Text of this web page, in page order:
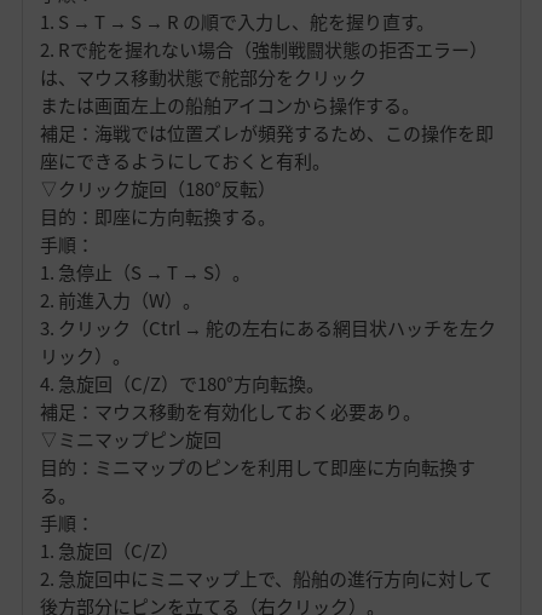
1. S → T → S → R の順で入力し、舵を握り直す。
2. Rで舵を握れない場合（強制戦闘状態の拒否エラー）
は、マウス移動状態で舵部分をクリック
または画面左上の船舶アイコンから操作する。
補足：海戦では位置ズレが頻発するため、この操作を即
座にできるようにしておくと有利。
▽クリック旋回（180°反転）
目的：即座に方向転換する。
手順：
1. 急停止（S → T → S）。
2. 前進入力（W）。
3. クリック（Ctrl → 舵の左右にある網目状ハッチを左ク
リック）。
4. 急旋回（C/Z）で180°方向転換。
補足：マウス移動を有効化しておく必要あり。
▽ミニマップピン旋回
目的：ミニマップのピンを利用して即座に方向転換す
る。
手順：
1. 急旋回（C/Z）
2. 急旋回中にミニマップ上で、船舶の進行方向に対して
後方部分にピンを立てる（右クリック）。